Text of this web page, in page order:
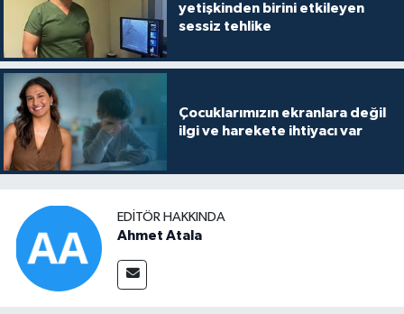
yetişkinden birini etkileyen
sessiz tehlike
Çocuklarımızın ekranlara değil
ilgi ve harekete ihtiyacı var
EDITÖR HAKKINDA
Ahmet Atala